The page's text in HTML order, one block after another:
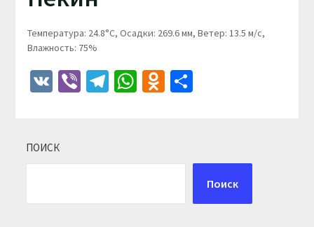
Температура: 24.8°C, Осадки: 269.6 мм, Ветер: 13.5 м/с,
Влажность: 75%
VKViberTelegram
WhatsApp
Odnoklassniki
Отправить
ПОИСК
Поиск